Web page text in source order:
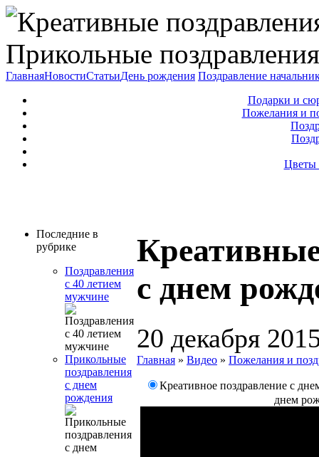
Прикольные
ГлавнаяНовостиСтатьиДень рождения Поздравление
Подарки и
Пожелания и
Цветы
Последние в
рубрике
Поздравления
с 40 летием
мужчине
Прикольные
поздравления
с днем
рождения
с днем
20 декабря
Главная » Видео » Пожелания и
Креативное поздравление с
днем